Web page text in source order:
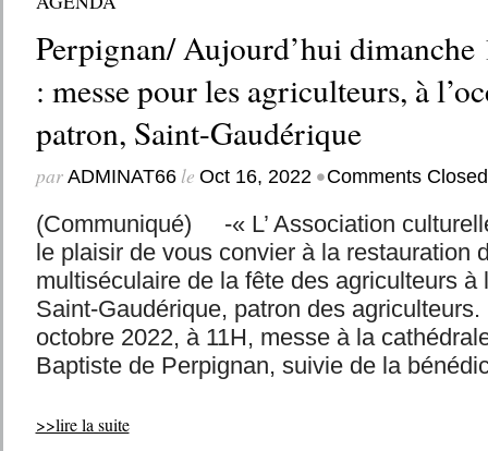
Perpignan/ Aujourd’hui dimanche
: messe pour les agriculteurs, à
patron, Saint-Gaudérique
par ADMINAT66le Oct 16, 2022 •Comments Closed
(Communiqué) -« L’ Association
le plaisir de vous convier à la restauration
multiséculaire de la fête des agriculteurs à
Saint-Gaudérique, patron des
octobre 2022, à 11H, messe à la
Baptiste de Perpignan, suivie de la
>>lire la suite